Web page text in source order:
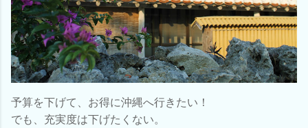
予算を下げて、お得に沖縄へ行きたい！
でも、充実度は下げたくない。